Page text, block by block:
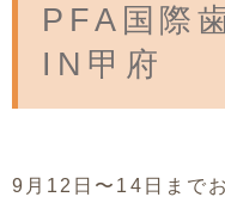
PFA国際
IN甲府
9月12日〜14日まで